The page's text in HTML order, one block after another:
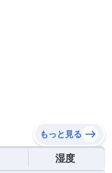
もっと見る
湿度